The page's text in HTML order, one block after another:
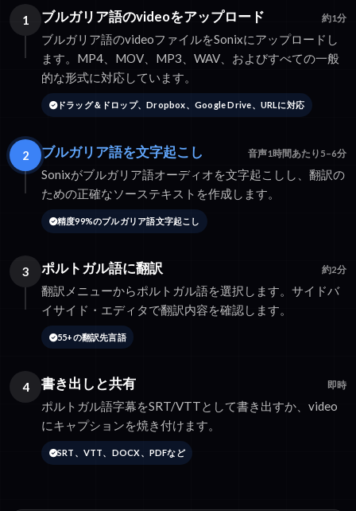
1 ブルガリア語のvideoをアップロード 約1分
ブルガリア語のvideoファイルをSonixにアップロードし
ます。MP4、MOV、MP3、WAV、およびすべての一般
的な形式に対応しています。
ドラッグ＆ドロップ、Dropbox、Google Drive、URLに対応
2 ブルガリア語を文字起こし 音声1時間あたり5–6分
Sonixがブルガリア語オーディオを文字起こしし、翻訳の
ための正確なソーステキストを作成します。
精度99%のブルガリア語文字起こし
3 ポルトガル語に翻訳 約2分
翻訳メニューからポルトガル語を選択します。サイドバ
イサイド・エディタで翻訳内容を確認します。
55+の翻訳先言語
4 書き出しと共有 即時
ポルトガル語字幕をSRT/VTTとして書き出すか、video
にキャプションを焼き付けます。
SRT、VTT、DOCX、PDFなど